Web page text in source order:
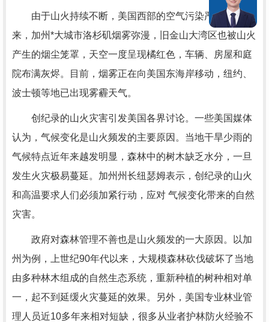
由于山火持续不断，美国西部的空气污染严重。连日
来，加州*大城市洛杉矶烟雾弥漫，旧金山大湾区也被山火
产生的烟尘笼罩，天空一度呈现橘红色，车辆、房屋和庭
院布满灰烬。目前，烟雾正在向美国东海岸移动，纽约、
波士顿等地已出现雾霾天气。
创纪录的山火灾害引发美国各界讨论。一些美国媒体
认为，气候变化是山火频发的主要原因。当地干旱少雨的
气候特点近年来越发明显，森林中的树木缺乏水分，一旦
发生火灾极易蔓延。加州州长纽瑟姆表示，创纪录的山火
和高温要求人们必须加紧行动，应对 气候变化带来的自然
灾害。
政府对森林管理不善也是山火频发的一大原因。以加
州为例，上世纪90年代以来，大规模森林砍伐破坏了当地
由多种林木组成的自然生态系统，重新种植的树种相对单
一，起不到延缓火灾蔓延的效果。另外，美国专业林业管
理人员近10多年来相对短缺，很多从业者护林防火经验不